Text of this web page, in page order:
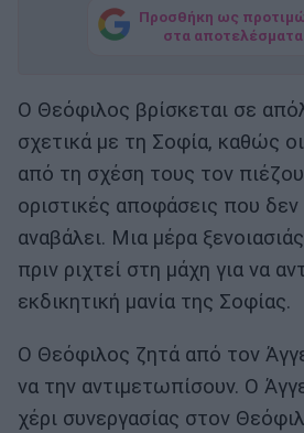
Προσθήκη ως
στα
Ο Θεόφιλος βρίσκεται σε
σχετικά με τη Σοφία, καθώς
από τη σχέση τους τον
οριστικές αποφάσεις που
αναβάλει. Μια μέρα
πριν ριχτεί στη μάχη για να
εκδικητική μανία της Σοφίας.
Ο Θεόφιλος ζητά από τον
να την αντιμετωπίσουν. Ο
χέρι συνεργασίας στον